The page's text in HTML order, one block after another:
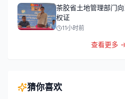
茶胶省土地管理部门
权证
11小时前
查看更多
猜你喜欢